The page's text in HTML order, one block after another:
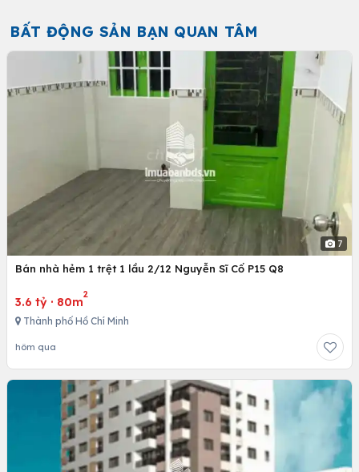
BẤT ĐỘNG SẢN BẠN QUAN TÂM
7
Bán nhà hẻm 1 trệt 1 lầu 2/12 Nguyễn Sĩ Cố P15 Q8
3.6 tỷ · 80m
2
Thành phố Hồ Chí Minh
hôm qua